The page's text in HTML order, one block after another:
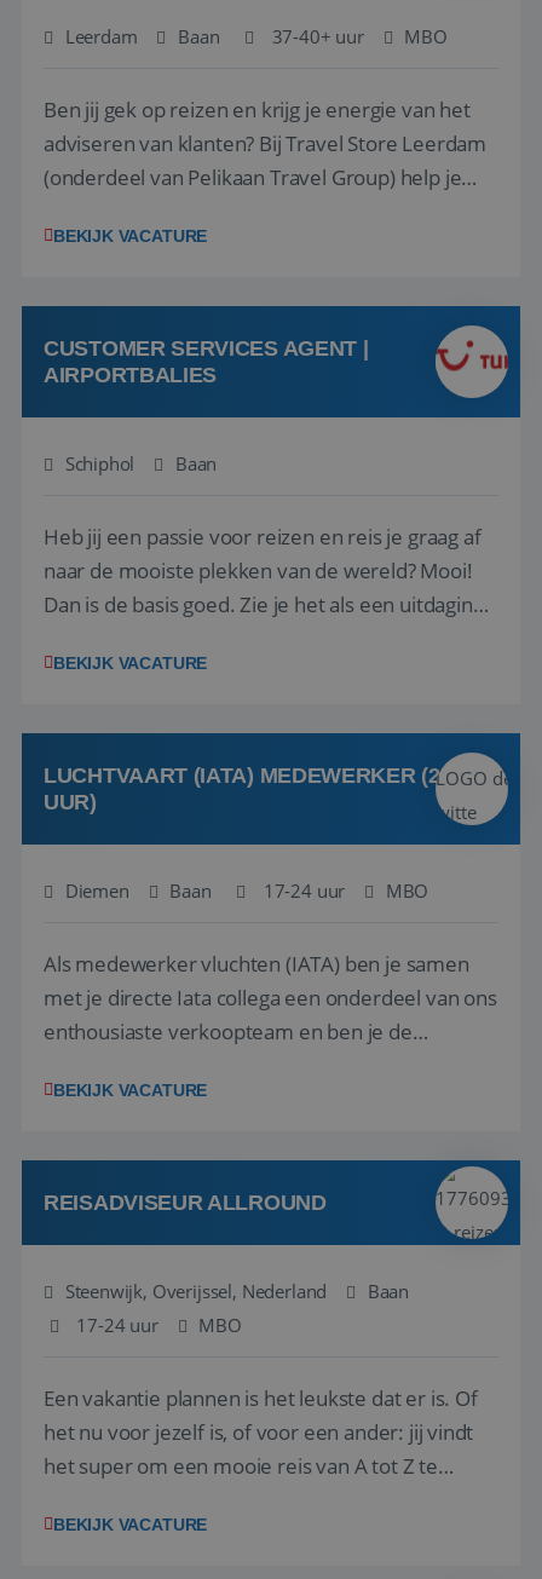
Leerdam Baan 37-40+ uur MBO
Ben jij gek op reizen en krijg je energie van het
adviseren van klanten? Bij Travel Store Leerdam
(onderdeel van Pelikaan Travel Group) help je
vinden. Samen maken we van elke reis een
hebt in de reisbranche of j...
BEKIJK VACATURE
CUSTOMER SERVICES AGENT |
AIRPORTBALIES
Schiphol Baan
Heb jij een passie voor reizen en reis je graag af
naar de mooiste plekken van de wereld? Mooi!
Dan is de basis goed. Zie je het als een uitdaging
het samenstellen en boeken van de perfecte
deze onderdelen zijn nu samen gevoegd...
BEKIJK VACATURE
LUCHTVAART (IATA) MEDEWERKER (24-32
UUR)
Diemen Baan 17-24 uur MBO
Als medewerker vluchten (IATA) ben je samen
met je directe Iata collega een onderdeel van ons
enthousiaste verkoopteam en ben je de
en tarieven waar je collega’s niet uitkomen.
kwaliteitsbewaking van alles wat met IATA te m...
BEKIJK VACATURE
REISADVISEUR ALLROUND
Steenwijk, Overijssel, Nederland
Baan
17-24 uur
MBO
Een vakantie plannen is het leukste dat er is. Of
het nu voor jezelf is, of voor een ander: jij vindt
het super om een mooie reis van A tot Z te
vakantiegangers de meest prachtige plekjes op
BEKIJK VACATURE